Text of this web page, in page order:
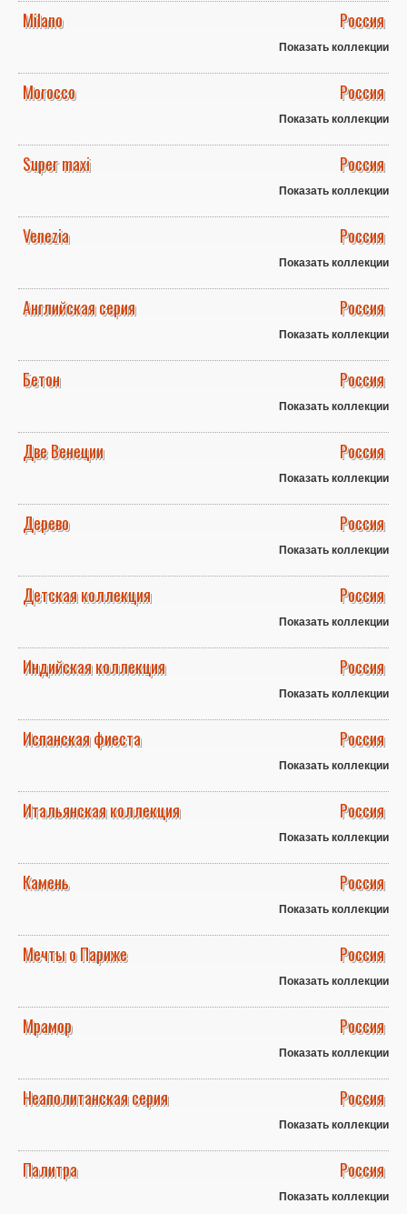
Milano Россия
Показать коллекции
Morocco Россия
Показать коллекции
Super maxi Россия
Показать коллекции
Venezia Россия
Показать коллекции
Английская серия Россия
Показать коллекции
Бетон Россия
Показать коллекции
Две Венеции Россия
Показать коллекции
Дерево Россия
Показать коллекции
Детская коллекция Россия
Показать коллекции
Индийская коллекция Россия
Показать коллекции
Испанская фиеста Россия
Показать коллекции
Итальянская коллекция Россия
Показать коллекции
Камень Россия
Показать коллекции
Мечты о Париже Россия
Показать коллекции
Мрамор Россия
Показать коллекции
Неаполитанская серия Россия
Показать коллекции
Палитра Россия
Показать коллекции